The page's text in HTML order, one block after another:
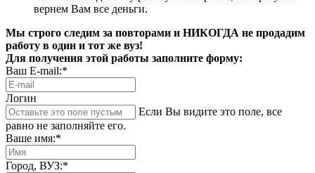
вернем Вам все деньги.
Мы строго следим за повторами и НИКОГДА не продадим
работу в один и тот же вуз!
Для получения этой работы заполните форму:
Ваш E-mail:*
Логин
Если Вы видите это поле, все
равно не заполняйте его.
Ваше имя:*
Город, ВУЗ:*